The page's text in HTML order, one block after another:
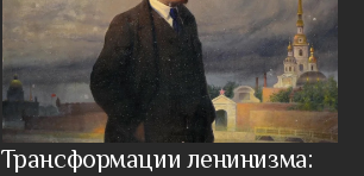
Трансформации ленинизма: